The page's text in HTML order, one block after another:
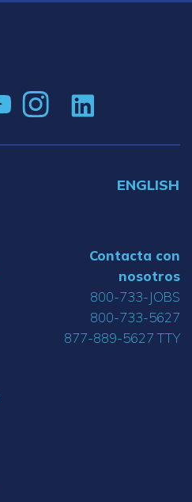
ENGLISH
Contacta con
nosotros
800-733-JOBS
800-733-5627
877-889-5627 TTY